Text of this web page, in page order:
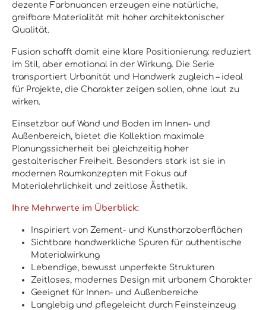
dezente Farbnuancen erzeugen eine natürliche,
greifbare Materialität mit hoher architektonischer
Qualität.
Fusion schafft damit eine klare Positionierung: reduziert
im Stil, aber emotional in der Wirkung. Die Serie
transportiert Urbanität und Handwerk zugleich – ideal
für Projekte, die Charakter zeigen sollen, ohne laut zu
wirken.
Einsetzbar auf Wand und Boden im Innen- und
Außenbereich, bietet die Kollektion maximale
Planungssicherheit bei gleichzeitig hoher
gestalterischer Freiheit. Besonders stark ist sie in
modernen Raumkonzepten mit Fokus auf
Materialehrlichkeit und zeitlose Ästhetik.
Ihre Mehrwerte im Überblick:
Inspiriert von Zement- und Kunstharzoberflächen
Sichtbare handwerkliche Spuren für authentische
Materialwirkung
Lebendige, bewusst unperfekte Strukturen
Zeitloses, modernes Design mit urbanem Charakter
Geeignet für Innen- und Außenbereiche
Langlebig und pflegeleicht durch Feinsteinzeug